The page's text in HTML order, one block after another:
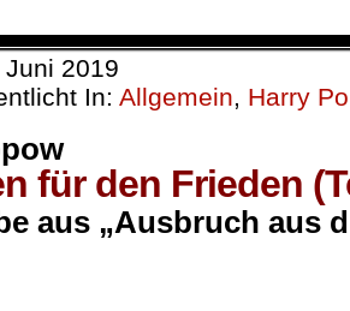
Juni 2019
In: Allgemein, Harry
für den Frieden
aus „Ausbruch aus